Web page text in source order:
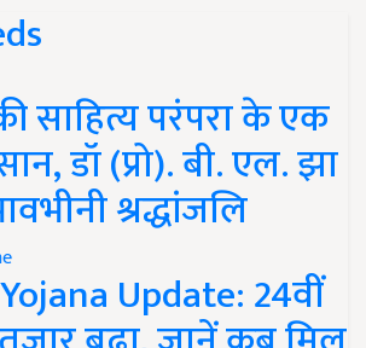
साहित्य परंपरा के एक
डॉ (प्रो). बी. एल. झा
श्रद्धांजलि
Update: 24वीं